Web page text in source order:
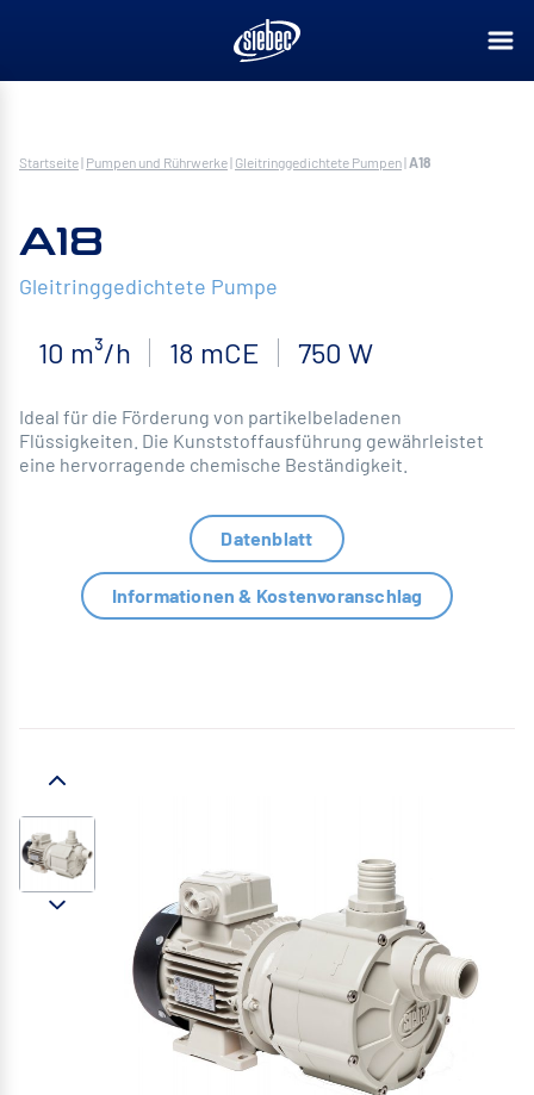
Startseite| Pumpen und Rührwerke| Gleitringgedichtete Pumpen|A18
A18
Gleitringgedichtete Pumpe
10 m³/h 18 mCE 750 W
Ideal für die Förderung von partikelbeladenen
Flüssigkeiten. Die Kunststoffausführung gewährleistet
eine hervorragende chemische Beständigkeit.
Datenblatt
Informationen & Kostenvoranschlag